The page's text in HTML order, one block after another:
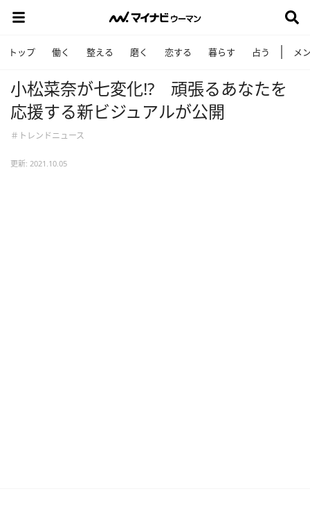
トップ 働く 整える 磨く 恋する 暮らす 占う メ
小松菜奈が七変化⁉ 頑張るあなたを
応援する新ビジュアルが公開
＃トレンドニュース
更新: 2021.10.05